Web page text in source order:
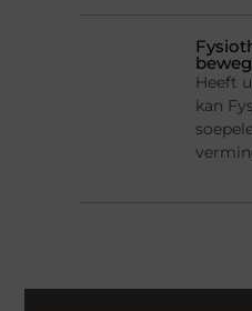
Heeft
kan